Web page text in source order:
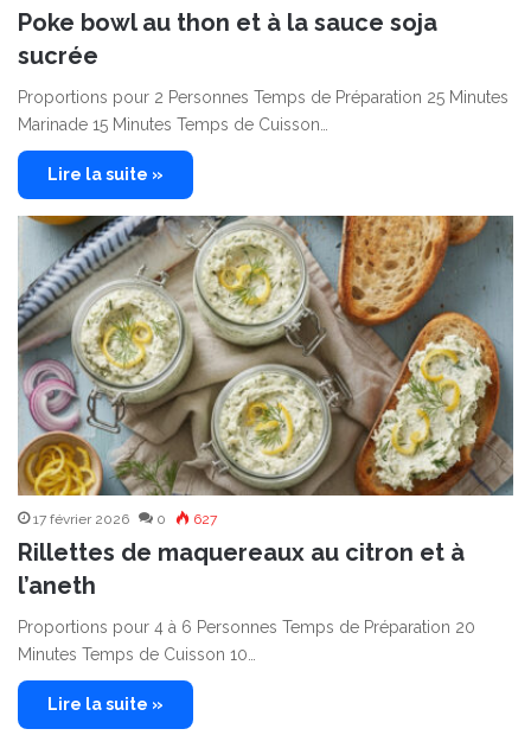
Poke bowl au thon et à la sauce soja
sucrée
Proportions pour 2 Personnes Temps de Préparation 25 Minutes
Marinade 15 Minutes Temps de Cuisson…
Lire la suite »
17 février 2026 0 627
Rillettes de maquereaux au citron et à
l’aneth
Proportions pour 4 à 6 Personnes Temps de Préparation 20
Minutes Temps de Cuisson 10…
Lire la suite »